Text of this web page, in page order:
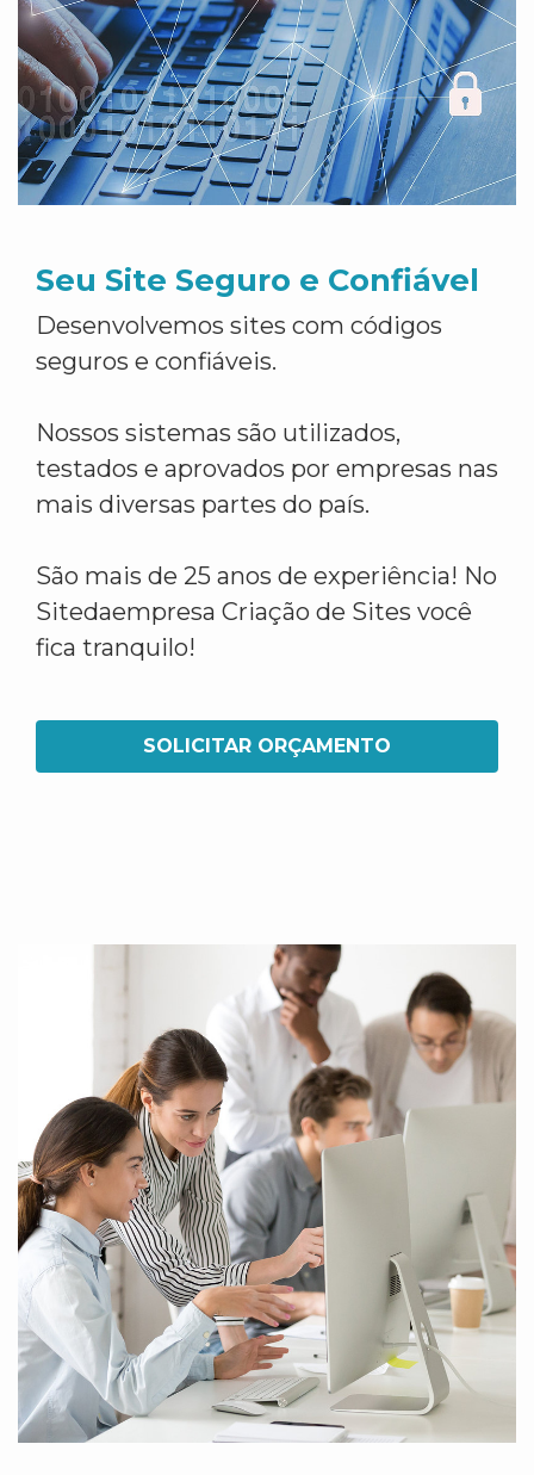
Seu Site Seguro e Confiável
Desenvolvemos sites com códigos
seguros e confiáveis.
Nossos sistemas são utilizados,
testados e aprovados por empresas nas
mais diversas partes do país.
São mais de 25 anos de experiência! No
Sitedaempresa Criação de Sites você
fica tranquilo!
SOLICITAR ORÇAMENTO